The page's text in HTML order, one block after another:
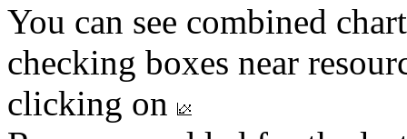
You can see combined
checking boxes near
clicking on